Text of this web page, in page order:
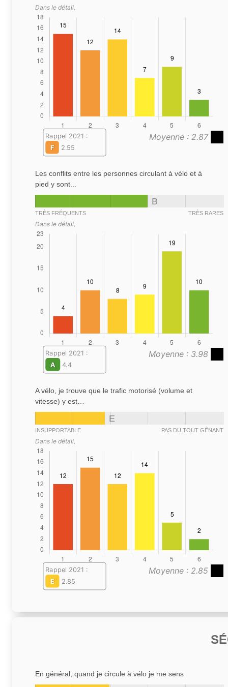
Dans le détail,
Moyenne : 2.87
Rappel 2021 :
F
2.55
Les conflits entre les personnes circulant à vélo et à
pied y sont...
B
TRÈS FRÉQUENTS TRÈS RARES
Dans le détail,
Moyenne : 3.98
Rappel 2021 :
A
4.4
A vélo, je trouve que le trafic motorisé (volume et
vitesse) y est…
E
INSUPPORTABLE PAS DU TOUT GÊNANT
Dans le détail,
Moyenne : 2.85
Rappel 2021 :
E
2.85
En général, quand je circule à vélo je me sens